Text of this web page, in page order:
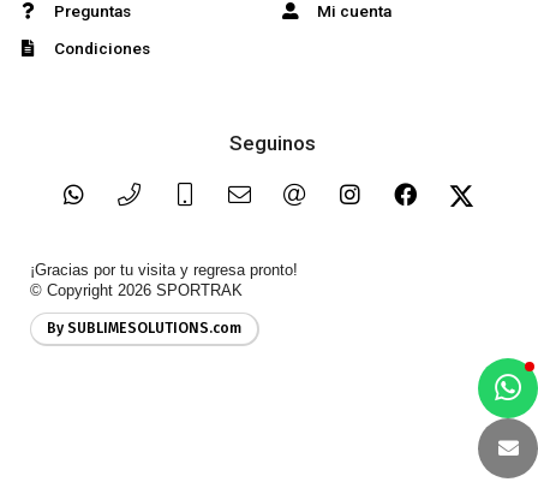
Preguntas
Condiciones
Mi cuenta
Seguinos
¡Gracias por tu visita y regresa pronto!
© Copyright 2026 SPORTRAK
By SUBLIMESOLUTIONS.com